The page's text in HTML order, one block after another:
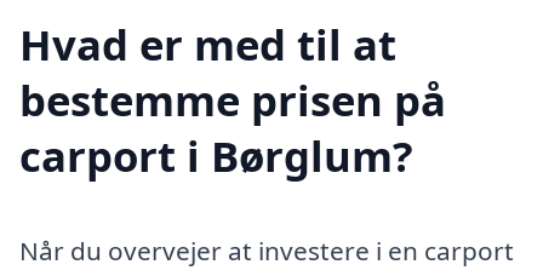
Hvad er med til at
bestemme prisen på
carport i Børglum?
Når du overvejer at investere i en carport